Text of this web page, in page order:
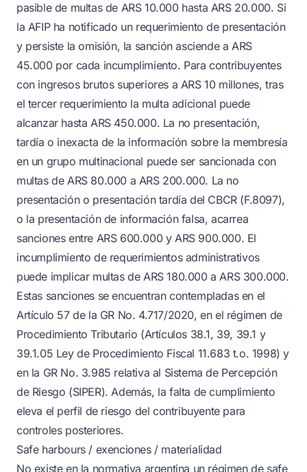
pasible de multas de ARS 10.000 hasta ARS 20.000. Si
la AFIP ha notificado un requerimiento de presentación
y persiste la omisión, la sanción asciende a ARS
45.000 por cada incumplimiento. Para contribuyentes
con ingresos brutos superiores a ARS 10 millones, tras
el tercer requerimiento la multa adicional puede
alcanzar hasta ARS 450.000. La no presentación,
tardía o inexacta de la información sobre la membresía
en un grupo multinacional puede ser sancionada con
multas de ARS 80.000 a ARS 200.000. La no
presentación o presentación tardía del CBCR (F.8097),
o la presentación de información falsa, acarrea
sanciones entre ARS 600.000 y ARS 900.000. El
incumplimiento de requerimientos administrativos
puede implicar multas de ARS 180.000 a ARS 300.000.
Estas sanciones se encuentran contempladas en el
Artículo 57 de la GR No. 4.717/2020, en el régimen de
Procedimiento Tributario (Artículos 38.1, 39, 39.1 y
39.1.05 Ley de Procedimiento Fiscal 11.683 t.o. 1998) y
en la GR No. 3.985 relativa al Sistema de Percepción
de Riesgo (SIPER). Además, la falta de cumplimiento
eleva el perfil de riesgo del contribuyente para
controles posteriores.
Safe harbours / exenciones / materialidad
No existe en la normativa argentina un régimen de safe